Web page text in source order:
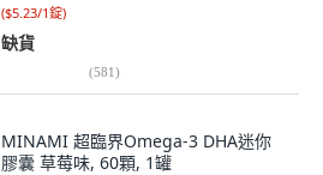
($5.23/1錠)
缺貨
(581)
MINAMI 超臨界Omega-3 DHA迷你
膠囊 草莓味, 60顆, 1罐